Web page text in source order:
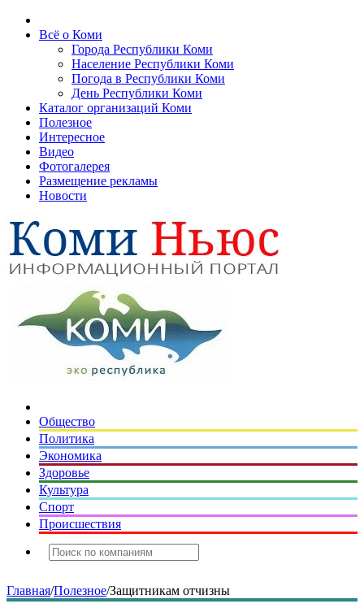
Всё о Коми
Города Республики Коми
Население Республики Коми
Погода в Республики Коми
День Республики Коми
Каталог организаций Коми
Полезное
Интересное
Видео
Фотогалерея
Размещение рекламы
Новости
Общество
Политика
Экономика
Здоровье
Культура
Спорт
Происшествия
Главная/Полезное/Защитникам отчизны